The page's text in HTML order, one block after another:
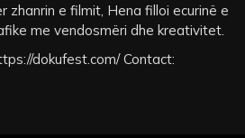
zhanrin e filmit, Hena filloi ecurinë e
me vendosmëri dhe kreativitet.
dokufest.com/ Contact: